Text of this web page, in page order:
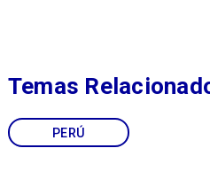
PERÚ
Temas